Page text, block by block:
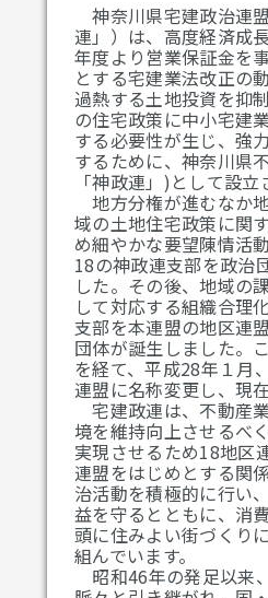
神奈川県宅建政治連
連」）は、高度経済成
年度より営業保証金を
とする宅建業法改正の
過熱する土地投資を抑
の住宅政策に中小宅建
する必要性が生じ、強
するために、神奈川県
「神政連」)として設立
地方分権が進むなか
域の土地住宅政策に関
め細やかな要望陳情活
18の神政連支部を政治
した。その後、地域の
して対応する組織合理
支部を本連盟の地区連
団体が誕生しました。
を経て、平成28年１月
連盟に名称変更し、現
宅建政連は、不動産
境を維持向上させるべ
実現させるため18地区
連盟をはじめとする関
治活動を積極的に行い
益を守るとともに、消
頭に住みよい街づくり
組んでいます。
昭和46年の発足以来